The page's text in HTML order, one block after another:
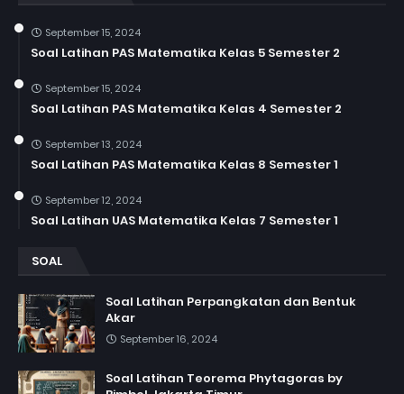
September 15, 2024
Soal Latihan PAS Matematika Kelas 5 Semester 2
September 15, 2024
Soal Latihan PAS Matematika Kelas 4 Semester 2
September 13, 2024
Soal Latihan PAS Matematika Kelas 8 Semester 1
September 12, 2024
Soal Latihan UAS Matematika Kelas 7 Semester 1
SOAL
Soal Latihan Perpangkatan dan Bentuk
Akar
September 16, 2024
Soal Latihan Teorema Phytagoras by